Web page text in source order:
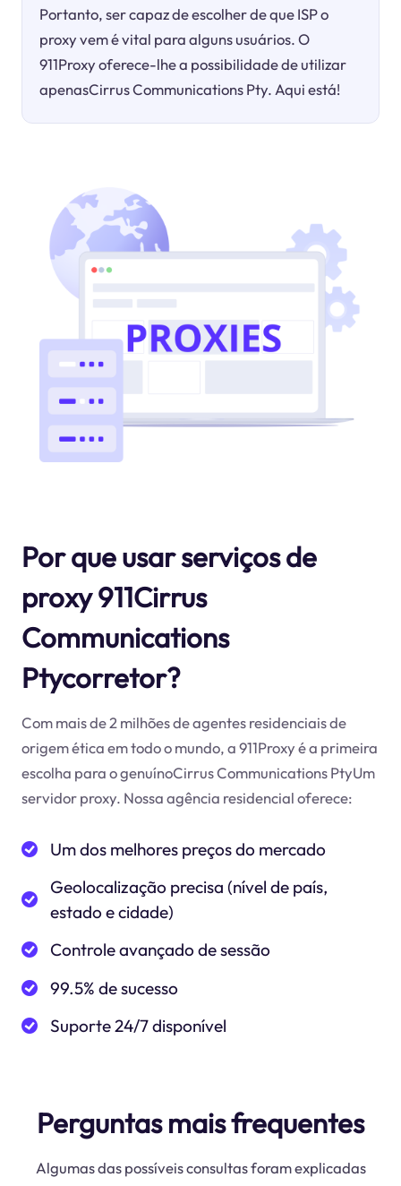
Portanto, ser capaz de escolher de que ISP o
proxy vem é vital para alguns usuários. O
911Proxy oferece-lhe a possibilidade de utilizar
apenasCirrus Communications Pty. Aqui está!
Por que usar serviços de
proxy 911Cirrus
Communications
Ptycorretor?
Com mais de 2 milhões de agentes residenciais de
origem ética em todo o mundo, a 911Proxy é a primeira
escolha para o genuínoCirrus Communications PtyUm
servidor proxy. Nossa agência residencial oferece:
Um dos melhores preços do mercado
Geolocalização precisa (nível de país,
estado e cidade)
Controle avançado de sessão
99.5% de sucesso
Suporte 24/7 disponível
Perguntas mais frequentes
Algumas das possíveis consultas foram explicadas